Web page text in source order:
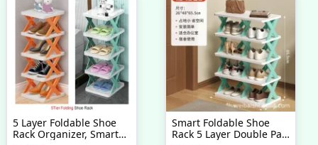
5 Layer Foldable Shoe
Rack Organizer, Smart
Smart Foldable Shoe
Rack 5 Layer Double Part